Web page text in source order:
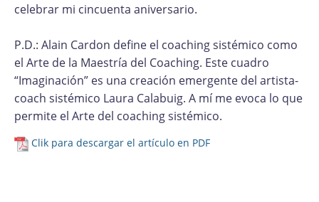
celebrar mi cincuenta aniversario.
P.D.: Alain Cardon define el coaching sistémico como
el Arte de la Maestría del Coaching. Este cuadro
“Imaginación” es una creación emergente del artista-
coach sistémico Laura Calabuig. A mí me evoca lo que
permite el Arte del coaching sistémico.
Clik para descargar el artículo en PDF